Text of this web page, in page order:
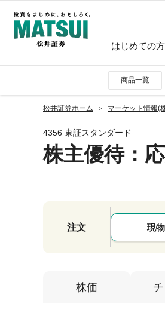
はじめての
商品一覧
松井証券ホーム マーケット情報(
4356 東証スタンダード
株主優待：
注文 現
株価